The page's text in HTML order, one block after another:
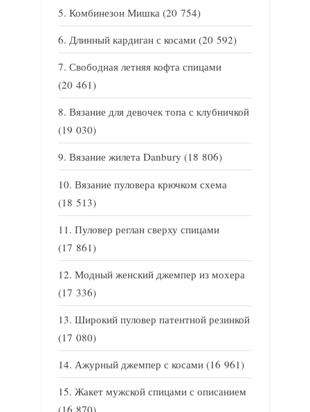
Комбинезон Мишка (20 754)
Длинный кардиган с косами (20 592)
Свободная летняя кофта спицами
(20 461)
Вязание для девочек топа с клубничкой
(19 030)
Вязание жилета Danbury (18 806)
Вязание пуловера крючком схема
(18 513)
Пуловер реглан сверху спицами
(17 861)
Модный женский джемпер из мохера
(17 336)
Широкий пуловер патентной резинкой
(17 080)
Ажурный джемпер с косами (16 961)
Жакет мужской спицами с описанием